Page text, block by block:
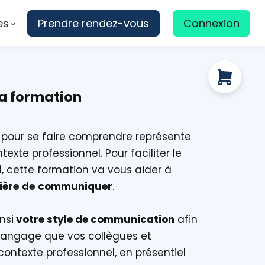
Prendre rendez-vous Connexion
formation
se faire comprendre représente
professionnel. Pour faciliter le
, cette formation va vous aider à
de communiquer.
votre style de communication afin
que vos collègues et
professionnel, en présentiel